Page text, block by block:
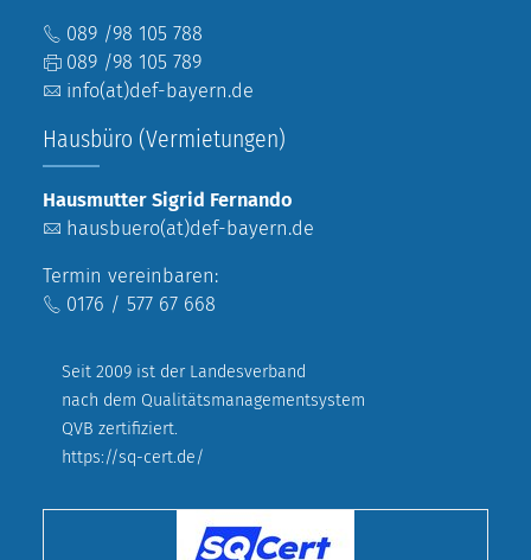
089 /98 105 788
089 /98 105 789
info(at)def-bayern.de
Hausbüro (Vermietungen)
Hausmutter Sigrid Fernando
hausbuero(at)def-bayern.de
Termin vereinbaren:
0176 / 577 67 668
Seit 2009 ist der Landesverband
nach dem Qualitätsmanagementsystem
QVB zertifiziert.
https://sq-cert.de/